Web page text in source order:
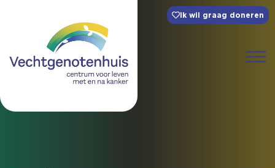
Ik wil graag doneren